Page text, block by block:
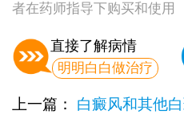
者在药师指导下购买和使用
直接了解病情
明明白白做治疗
上一篇： 白癜风和其他